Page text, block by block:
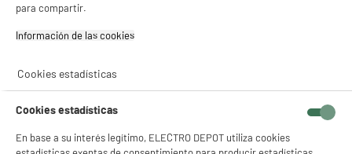
NO SOLO TENEMOS LOS MEJORES PRECIOS
autentificadas por
★★★★★
★★★★★
para compartir.
Información de las cookies‎
Cookies estadísticas
Cookies estadísticas
En base a su interés legítimo, ELECTRO DEPOT utiliza cookies